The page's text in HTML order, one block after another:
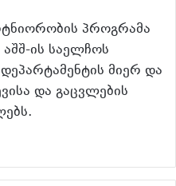
პროგრამა
ის საელჩოს
მიერ და
და გაცვლების